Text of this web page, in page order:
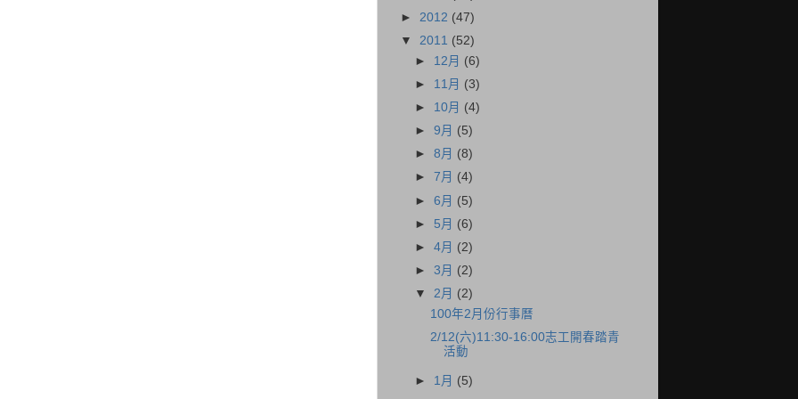
► 2012 (47)
▼ 2011 (52)
► 12月 (6)
► 11月 (3)
► 10月 (4)
►9月 (5)
►8月 (8)
►7月 (4)
►6月 (5)
► 5月 (6)
►4月 (2)
►3月 (2)
▼2月 (2)
100年2月份行事曆
2/12(六)11:30-16:00志工開春踏青
活動
► 1月 (5)